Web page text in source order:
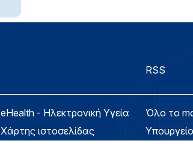
eHealth - Ηλεκτρονική Υγεία
Χάρτης ιστοσελίδας
RSS
Όλο το
Υπουργείο